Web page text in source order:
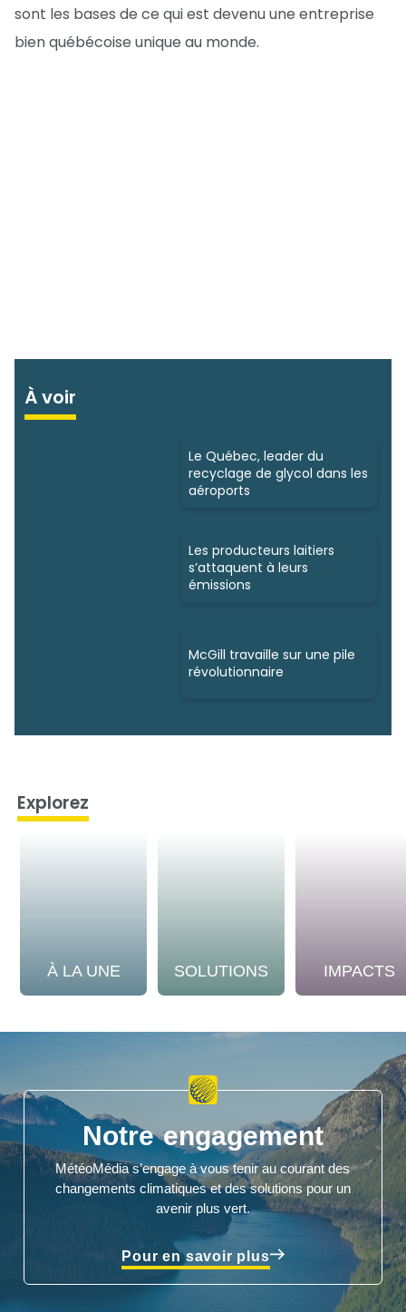
sont les bases de ce qui est devenu une entreprise
bien québécoise unique au monde.
À voir
Le Québec, leader du
recyclage de glycol dans les
aéroports
Les producteurs laitiers
s’attaquent à leurs
émissions
McGill travaille sur une pile
révolutionnaire
Explorez
À LA UNE SOLUTIONS IMPACTS
Notre engagement
MétéoMédia s’engage à vous tenir au courant des
changements climatiques et des solutions pour un
avenir plus vert.
Pour en savoir plus